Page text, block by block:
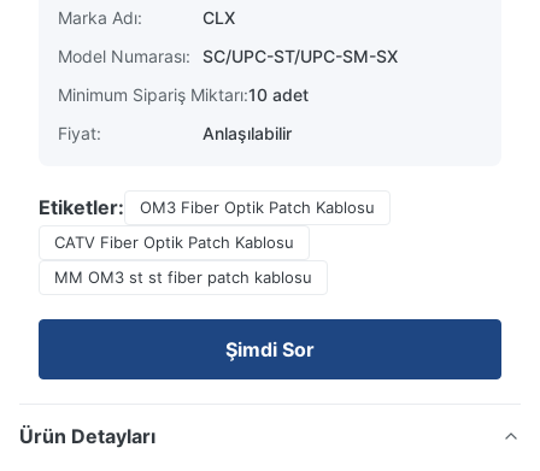
Marka Adı:
CLX
Model Numarası:
SC/UPC-ST/UPC-SM-SX
Minimum Sipariş Miktarı:10 adet
Fiyat:
Anlaşılabilir
Etiketler:
OM3 Fiber Optik Patch Kablosu
CATV Fiber Optik Patch Kablosu
MM OM3 st st fiber patch kablosu
Şimdi Sor
Ürün Detayları